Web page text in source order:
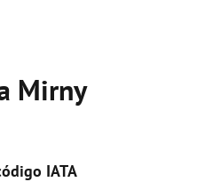
Mirny
IATA